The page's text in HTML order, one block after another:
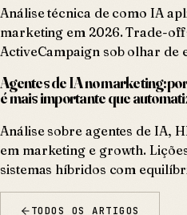
Análise técnica de como IA
marketing em 2026. Trade-
ActiveCampaign sob olhar de
Agentes de IA no marketing:
é mais importante que
Análise sobre agentes de IA,
em marketing e growth.
sistemas híbridos com
TODOS OS ARTIGOS